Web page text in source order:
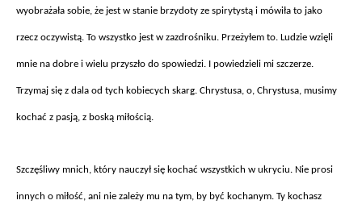
wyobrażała sobie, że jest w stanie brzydoty ze spirytystą i mówiła to jako
rzecz oczywistą. To wszystko jest w zazdrośniku. Przeżyłem to. Ludzie wzięli
mnie na dobre i wielu przyszło do spowiedzi. I powiedzieli mi szczerze.
Trzymaj się z dala od tych kobiecych skarg. Chrystusa, o, Chrystusa, musimy
kochać z pasją, z boską miłością.
Szczęśliwy mnich, który nauczył się kochać wszystkich w ukryciu. Nie prosi
innych o miłość, ani nie zależy mu na tym, by być kochanym. Ty kochasz